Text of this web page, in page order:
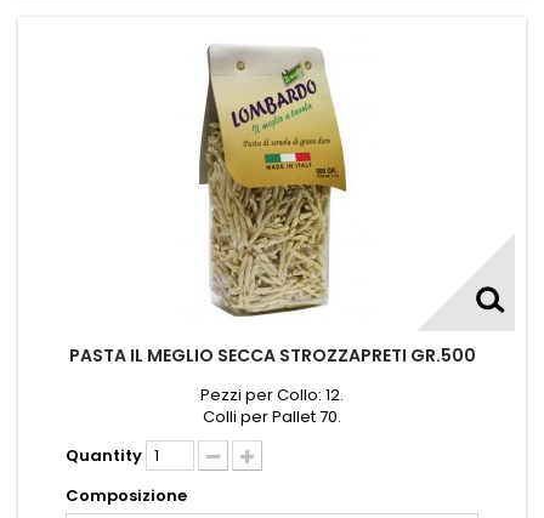
PASTA IL MEGLIO SECCA STROZZAPRETI GR.500
Pezzi per Collo: 12.
Colli per Pallet 70.
Quantity
Composizione